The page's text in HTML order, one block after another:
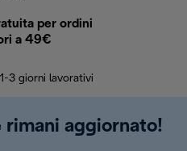
per ordini
a 49€
3 giorni lavorativi
rimani aggiornato!